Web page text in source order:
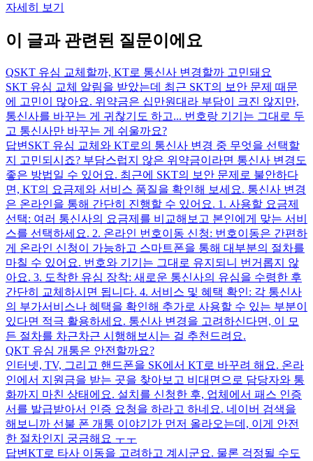
자세히 보기
이 글과 관련된 질문이에요
QSKT 유심 교체할까, KT로 통신사 변경할까 고민돼요
SKT 유심 교체 알림을 받았는데 최근 SKT의 보안 문제 때문
에 고민이 많아요. 위약금은 십만원대라 부담이 크진 않지만,
통신사를 바꾸는 게 귀찮기도 하고... 번호랑 기기는 그대로 두
고 통신사만 바꾸는 게 쉬울까요?
답변 SKT 유심 교체와 KT로의 통신사 변경 중 무엇을 선택할
지 고민되시죠? 부담스럽지 않은 위약금이라면 통신사 변경도
좋은 방법일 수 있어요. 최근에 SKT의 보안 문제로 불안하다
면, KT의 요금제와 서비스 품질을 확인해 보세요. 통신사 변경
은 온라인을 통해 간단히 진행할 수 있어요. 1. 사용할 요금제
선택: 여러 통신사의 요금제를 비교해보고 본인에게 맞는 서비
스를 선택하세요. 2. 온라인 번호이동 신청: 번호이동은 간편하
게 온라인 신청이 가능하고 스마트폰을 통해 대부분의 절차를
마칠 수 있어요. 번호와 기기는 그대로 유지되니 번거롭지 않
아요. 3. 도착한 유심 장착: 새로운 통신사의 유심을 수령한 후
간단히 교체하시면 됩니다. 4. 서비스 및 혜택 확인: 각 통신사
의 부가서비스나 혜택을 확인해 추가로 사용할 수 있는 부분이
있다면 적극 활용하세요. 통신사 변경을 고려하신다면, 이 모
든 절차를 차근차근 시행해보시는 걸 추천드려요.
QKT 유심 개통은 안전할까요?
인터넷, TV, 그리고 핸드폰을 SK에서 KT로 바꾸려 해요. 온라
인에서 지원금을 받는 곳을 찾아보고 비대면으로 담당자와 통
화까지 마친 상태에요. 설치를 신청한 후, 업체에서 패스 인증
서를 발급받아서 인증 요청을 하라고 하네요. 네이버 검색을
해보니까 선불 폰 개통 이야기가 먼저 올라오는데, 이게 안전
한 절차인지 궁금해요 ㅜㅜ
답변KT로 타사 이동을 고려하고 계시군요. 물론 걱정될 수도